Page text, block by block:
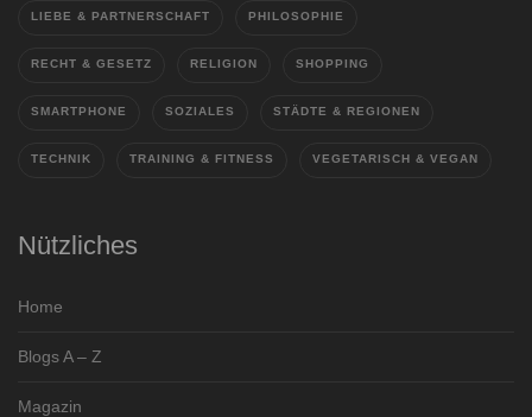
LIEBE & PARTNERSCHAFT PHILOSOPHIE
RECHT & GESETZ RELIGION SHOPPING
SMARTPHONE SOZIALES STÄDTE & REGIONEN
TECHNIK TRAINING & FITNESS VEGETARISCH & VEGAN
Nützliches
Home
Blogs A – Z
Magazin